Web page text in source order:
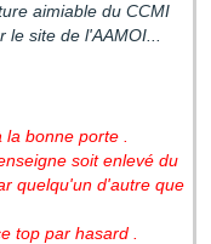
aimiable du CCMI
site de l'AAMOI...
bonne porte .
soit enlevé du
quelqu'un d'autre que
top par hasard .